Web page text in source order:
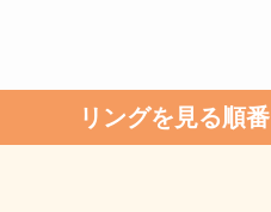
リングを見る順番